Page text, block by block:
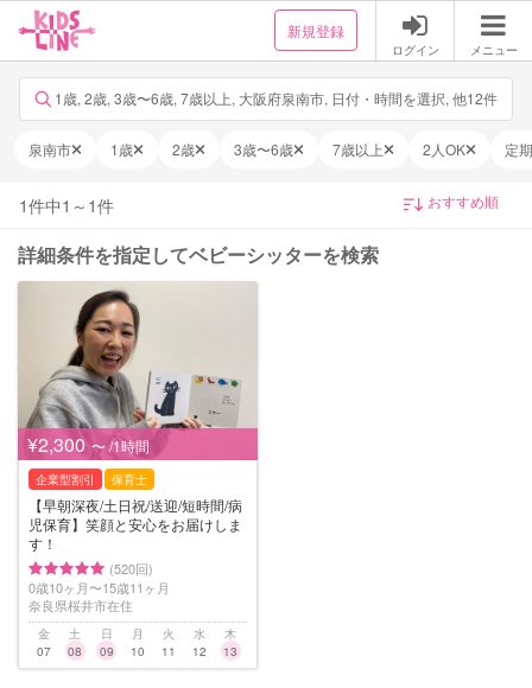
新規登録
ログイン メニュー
1歳, 2歳, 3歳〜6歳, 7歳以上, 大阪府泉南市, 日付・時間を選択, 他12件
泉南市 1歳 2歳 3歳〜6歳 7歳以上 2人OK 定
1件中1 ～ 1件
詳細条件を指定してベビーシッターを検索
¥2,300 〜 /1時間
企業型割引 保育士
【早朝深夜/土日祝/送迎/短時間/病
児保育】笑顔と安心をお届けしま
す！
(520回)
0歳10ヶ月〜15歳11ヶ月
奈良県桜井市在住
金
07
土
08
日
09
月
10
火
11
水
12
木
13